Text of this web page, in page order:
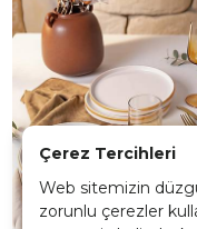
Çerez Tercihleri
Web sitemizin
zorunlu çerezler